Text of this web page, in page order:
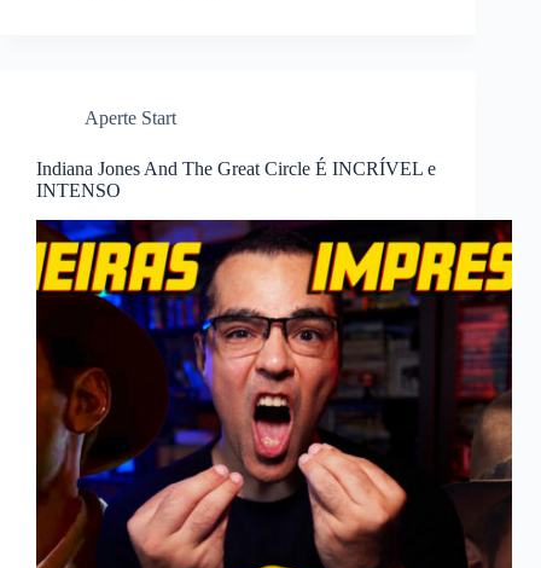
Aperte Start
Indiana Jones And The Great Circle É INCRÍVEL e
INTENSO